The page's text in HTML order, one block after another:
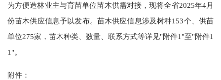
为方便造林业主与育苗单位苗木供需对接，现将全省2025年4月
份苗木供应信息予以发布。苗木供应信息涉及树种153个、供苗
单位275家 ，苗木种类、数量、联系方式等详见"附件1"至"附件1
1"。
附件：